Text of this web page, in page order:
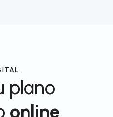
plano
online